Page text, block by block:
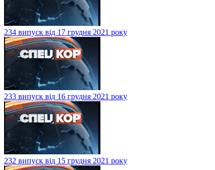
234 випуск від 17 грудня 2021 року
233 випуск від 16 грудня 2021 року
232 випуск від 15 грудня 2021 року